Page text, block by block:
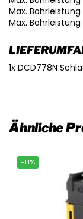
Max.
Max.
1x DCD778N
Ähnliche
-11%